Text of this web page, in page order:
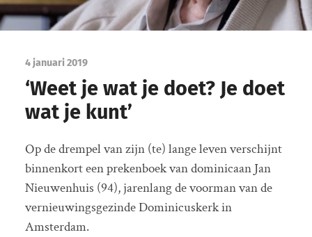
4 januari 2019
‘Weet je wat je doet? Je doet
wat je kunt’
Op de drempel van zijn (te) lange leven verschijnt
binnenkort een prekenboek van dominicaan Jan
Nieuwenhuis (94), jarenlang de voorman van de
vernieuwingsgezinde Dominicuskerk in
Amsterdam.